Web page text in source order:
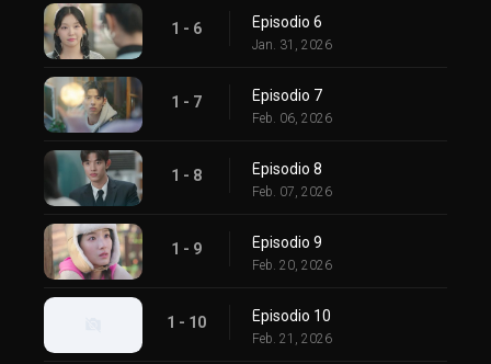
1 - 6 Episodio 6
Jan. 31, 2026
1 - 7 Episodio 7
Feb. 06, 2026
1 - 8 Episodio 8
Feb. 07, 2026
1 - 9 Episodio 9
Feb. 20, 2026
1 - 10 Episodio 10
Feb. 21, 2026